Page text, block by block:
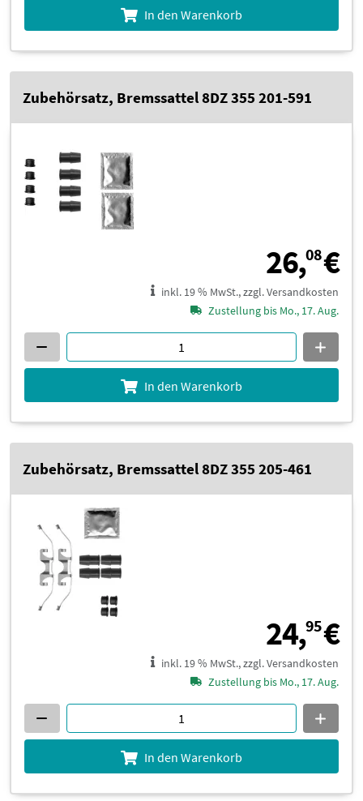
In den Warenkorb
Zubehörsatz, Bremssattel 8DZ 355 201-591
26,08€
inkl. 19 % MwSt., zzgl. Versandkosten
Zustellung bis Mo., 17. Aug.
In den Warenkorb
Zubehörsatz, Bremssattel 8DZ 355 205-461
24,95€
inkl. 19 % MwSt., zzgl. Versandkosten
Zustellung bis Mo., 17. Aug.
In den Warenkorb